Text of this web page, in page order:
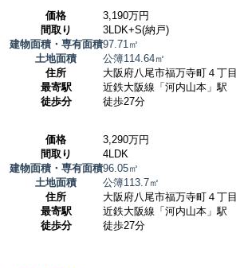
価格
3,190万円
間取り
3LDK+S(納戸)
建物面積・専有面積97.71㎡
土地面積
公簿114.64㎡
住所
大阪府八尾市福万寺町４丁目
最寄駅
近鉄大阪線「河内山本」駅
徒歩分
徒歩27分
価格
3,290万円
間取り
4LDK
建物面積・専有面積96.05㎡
土地面積
公簿113.7㎡
住所
大阪府八尾市福万寺町４丁目
最寄駅
近鉄大阪線「河内山本」駅
徒歩分
徒歩27分